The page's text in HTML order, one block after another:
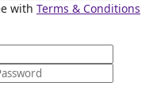
with Terms & Conditions